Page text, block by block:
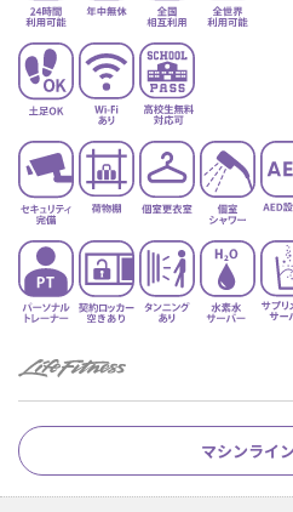
マシンライ